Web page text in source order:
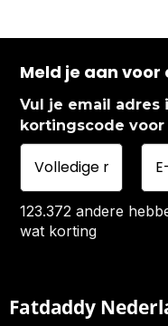
Meld je aan
Vul je email
kortingscode
123.372 andere
wat korting
Fatdaddy